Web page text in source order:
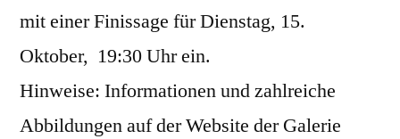
mit einer Finissage für Dienstag, 15.
Oktober, 19:30 Uhr ein.
Hinweise: Informationen und zahlreiche
Abbildungen auf der Website der Galerie